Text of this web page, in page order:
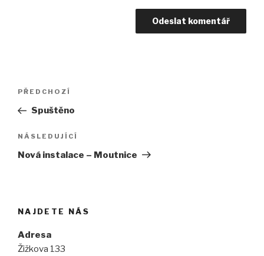
Navigace
příspěvek
Předchozí
příspěvek
PŘEDCHOZÍ
Spuštěno
Následující
příspěvek
NÁSLEDUJÍCÍ
Nová instalace – Moutnice
NAJDETE NÁS
Adresa
Žižkova 133